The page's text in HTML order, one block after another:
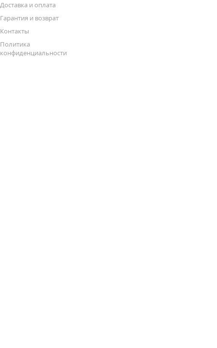
Доставка и оплата
Гарантия и возврат
Контакты
Политика
конфиденциальности